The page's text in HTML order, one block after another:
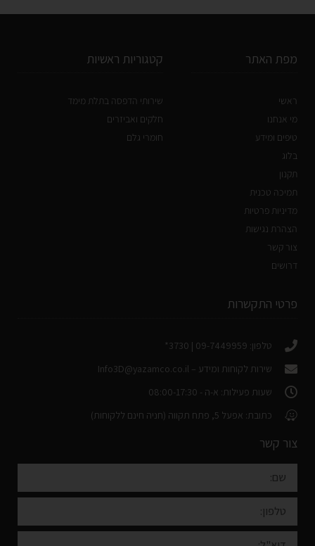
מפת האתר
ראשי
מי אנחנו
טיפים ומידע
בלוג
תקנון
תמיכה טכנית
מדיניות פרטיות
הצהרת נגישות
צור קשר
דרושים
קטגוריות ראשיות
שירותי הדפסה בתלת מימד
חלקים ואביזרים
חומרי גלם
פרטי התקשרות
טלפון: 09-7449959 | 3730*
שירות לקוחות ומידע – Info3D@yazamco.co.il
שעות פעילות: א-ה - 08:00-17:30
כתובת: אפעל 5, פתח תקווה (חניה חינם ללקוחות)
צור קשר